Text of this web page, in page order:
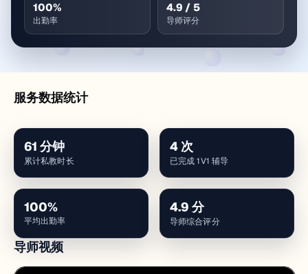
100%
出勤率
4.9 / 5
导师评分
导师视频
服务数据统计
61 分钟
累计私教时长
4 次
已完成 1V1 辅导
100%
平均出勤率
4.9 分
导师综合评分